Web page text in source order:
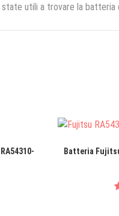
utili a trovare la
Batteria